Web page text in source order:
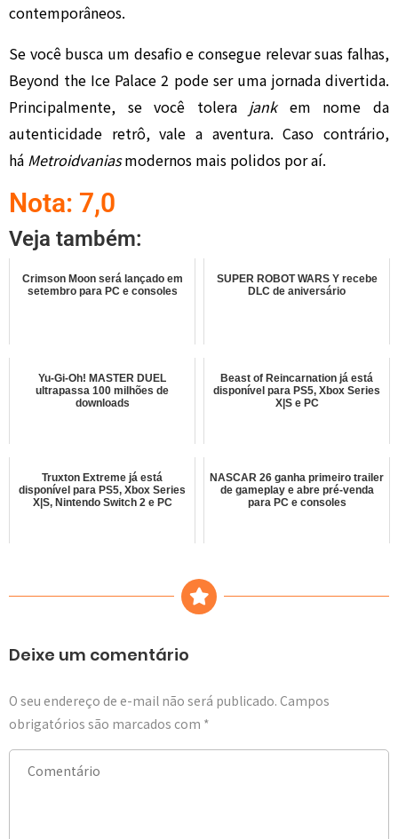
contemporâneos.
Se você busca um desafio e consegue relevar suas falhas,
Beyond the Ice Palace 2 pode ser uma jornada divertida.
Principalmente, se você tolera jankem nome da
autenticidade retrô, vale a aventura. Caso contrário,
há Metroidvaniasmodernos mais polidos por aí.
Nota: 7,0
Veja também:
Crimson Moon será lançado em
setembro para PC e consoles
SUPER ROBOT WARS Y recebe
DLC de aniversário
Yu-Gi-Oh! MASTER DUEL
ultrapassa 100 milhões de
downloads
Beast of Reincarnation já está
disponível para PS5, Xbox Series
X|S e PC
Truxton Extreme já está
disponível para PS5, Xbox Series
X|S, Nintendo Switch 2 e PC
NASCAR 26 ganha primeiro trailer
de gameplay e abre pré-venda
para PC e consoles
Deixe um comentário
O seu endereço de e-mail não será publicado. Campos
obrigatórios são marcados com *